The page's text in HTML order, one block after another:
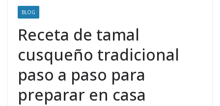
BLOG
Receta de tamal
cusqueño tradicional
paso a paso para
preparar en casa